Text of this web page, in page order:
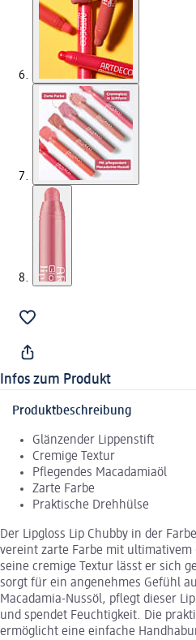
Infos zum Produkt
Produktbeschreibung
Glänzender Lippenstift
Cremige Textur
Pflegendes Macadamiaöl
Zarte Farbe
Praktische Drehhülse
Der Lipgloss Lip Chubby in der
vereint zarte Farbe mit ultimativem
seine cremige Textur lässt er sich
sorgt für ein angenehmes Gefühl
Macadamia-Nussöl, pflegt dieser
und spendet Feuchtigkeit. Die
ermöglicht eine einfache